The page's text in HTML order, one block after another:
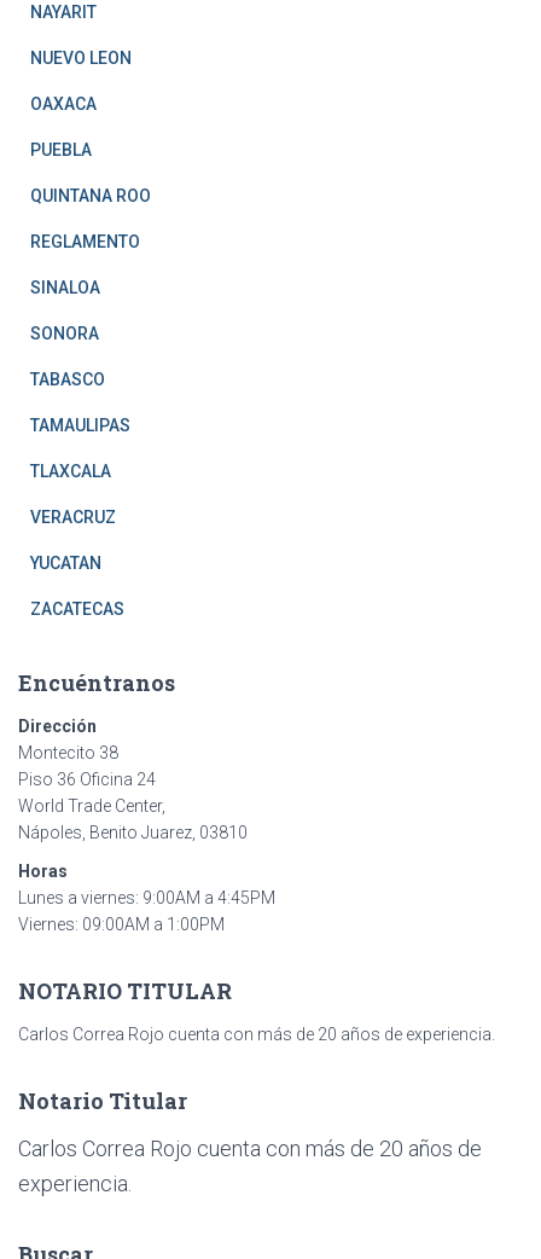
NAYARIT
NUEVO LEON
OAXACA
PUEBLA
QUINTANA ROO
REGLAMENTO
SINALOA
SONORA
TABASCO
TAMAULIPAS
TLAXCALA
VERACRUZ
YUCATAN
ZACATECAS
Encuéntranos
Dirección
Montecito 38
Piso 36 Oficina 24
World Trade Center,
Nápoles, Benito Juarez, 03810
Horas
Lunes a viernes: 9:00AM a 4:45PM
Viernes: 09:00AM a 1:00PM
NOTARIO TITULAR
Carlos Correa Rojo cuenta con más de 20 años de experiencia.
Notario Titular
Carlos Correa Rojo cuenta con más de 20 años de
experiencia.